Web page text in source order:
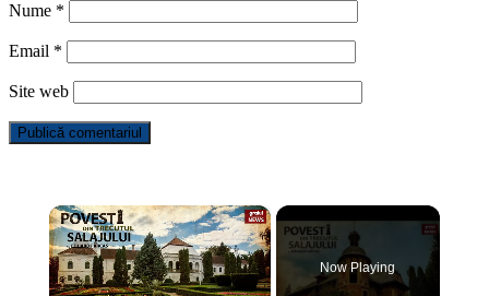
Nume *
Email *
Site web
×
Now Playing